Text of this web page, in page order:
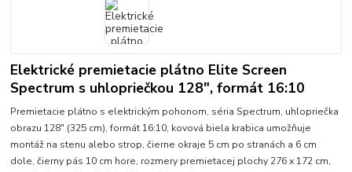
Elektrické premietacie plátno Elite Screen
Spectrum s uhlopriečkou 128", formát 16:10
Premietacie plátno s elektrickým pohonom, séria Spectrum, uhlopriečka
obrazu 128" (325 cm), formát 16:10, kovová biela krabica umožňuje
montáž na stenu alebo strop, čierne okraje 5 cm po stranách a 6 cm
dole, čierny pás 10 cm hore, rozmery premietacej plochy 276 x 172 cm,